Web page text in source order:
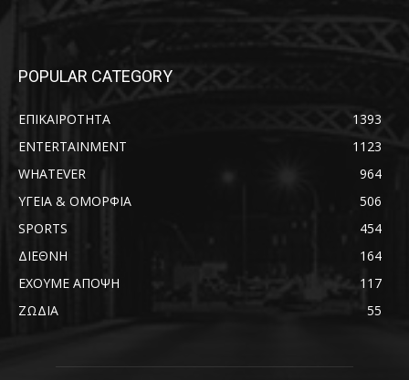
POPULAR CATEGORY
ΕΠΙΚΑΙΡΟΤΗΤΑ
1393
ENTERTAINMENT
1123
WHATEVER
964
ΥΓΕΙΑ & ΟΜΟΡΦΙΑ
506
SPORTS
454
ΔΙΕΘΝΗ
164
ΕΧΟΥΜΕ ΑΠΟΨΗ
117
ΖΩΔΙΑ
55